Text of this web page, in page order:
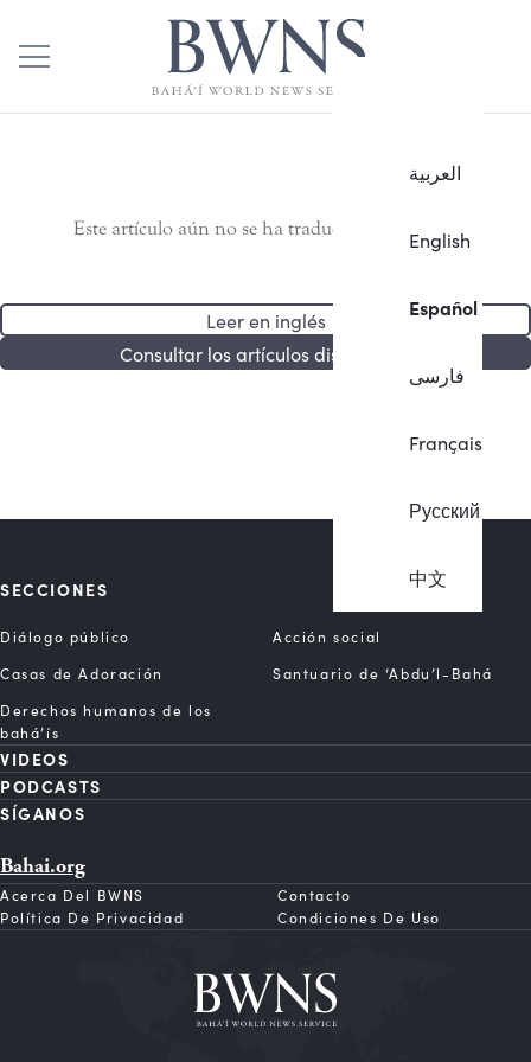
العربية
English
Español
فارسی
Français
Русский
中文
Este artículo aún no se ha traducido al español.
Leer en inglés
Consultar los artículos disponibles
SECCIONES
Diálogo público
Acción social
Casas de Adoración
Santuario de ‘Abdu’l-Bahá
Derechos humanos de los
bahá’ís
VIDEOS
PODCASTS
SÍGANOS
Bahai.org
Acerca Del BWNS
Contacto
Política De Privacidad
Condiciones De Uso